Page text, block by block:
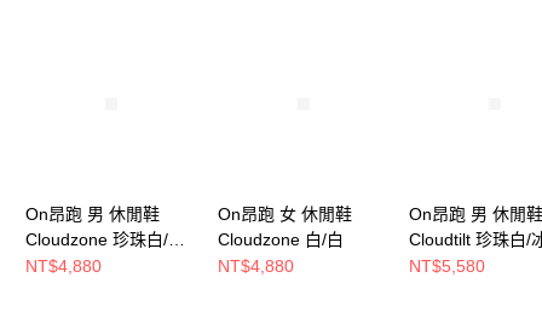
On昂跑 男 休閒鞋
Cloudzone 珍珠白/松
露白
NT$4,880
On昂跑 女 休閒鞋
Cloudzone 白/白
NT$4,880
On昂跑 男 休閒鞋
Cloudtilt 珍珠白/
白
NT$5,580